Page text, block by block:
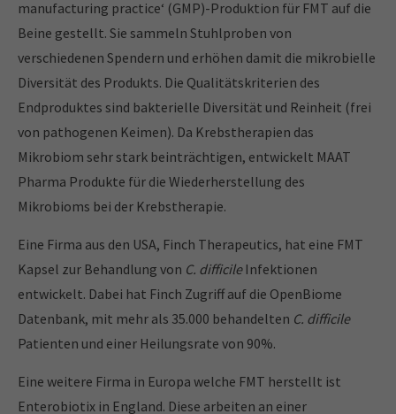
manufacturing practice‘ (GMP)-Produktion für FMT auf die
Beine gestellt. Sie sammeln Stuhlproben von
verschiedenen Spendern und erhöhen damit die mikrobielle
Diversität des Produkts. Die Qualitätskriterien des
Endproduktes sind bakterielle Diversität und Reinheit (frei
von pathogenen Keimen). Da Krebstherapien das
Mikrobiom sehr stark beinträchtigen, entwickelt MAAT
Pharma Produkte für die Wiederherstellung des
Mikrobioms bei der Krebstherapie.
Eine Firma aus den USA, Finch Therapeutics, hat eine FMT
Kapsel zur Behandlung von C. difficile Infektionen
entwickelt. Dabei hat Finch Zugriff auf die OpenBiome
Datenbank, mit mehr als 35.000 behandelten C. difficile
Patienten und einer Heilungsrate von 90%.
Eine weitere Firma in Europa welche FMT herstellt ist
Enterobiotix in England. Diese arbeiten an einer